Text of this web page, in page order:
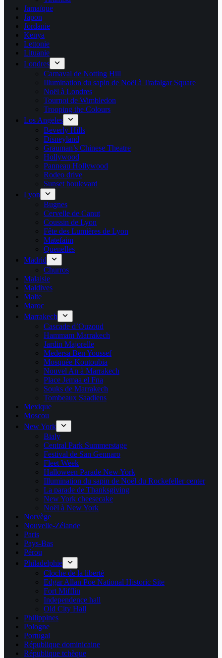
Jamaïque
Japon
Jordanie
Kenya
Lettonie
Lituanie
Londres
Carnaval de Notting Hill
Illumination du sapin de Noël à Trafalgar Square
Noël à Londres
Tournoi de Wimbledon
Trooping the Colours
Los Angeles
Beverly Hills
Disneyland
Grauman’s Chinese Theatre
Hollywood
Panneau Hollywood
Rodeo drive
Sunset boulevard
Lyon
Bugnes
Cervelle de Canut
Coussin de Lyon
Fête des Lumières de Lyon
Matefaim
Quenelles
Madrid
Churros
Malaisie
Maldives
Malte
Maroc
Marrakech
Cascade d’Ouzoud
Hammam Marrakech
Jardin Majorelle
Medersa Ben Youssef
Mosquée Koutoubia
Nouvel An à Marrakech
Place Jemaa el Fna
Souks de Marrakech
Tombeaux Saadiens
Mexique
Moscou
New York
Bialy
Central Park Summerstage
Festival de San Gennaro
Fleet Week
Halloween Parade New York
Illumination du sapin de Noël du Rockefeller center
La parade de Thanksgiving
New York cheesecake
Noël à New York
Norvège
Nouvelle-Zélande
Paris
Pays-Bas
Pérou
Philadelphie
Cloche de la liberté
Edgar Allan Poe National Historic Site
Fort Mifflin
Independence hall
Old City Hall
Philippines
Pologne
Portugal
République dominicaine
République tchèque